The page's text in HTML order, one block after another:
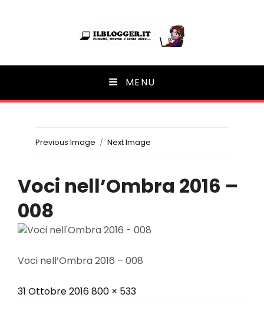
Ilblogger.it
Il portalino di blog | MENU
Previous Image Next Image
Voci nell’Ombra 2016 –
008
Voci nell’Ombra 2016 – 008
Posted
31 Ottobre 2016Full
800 × 533